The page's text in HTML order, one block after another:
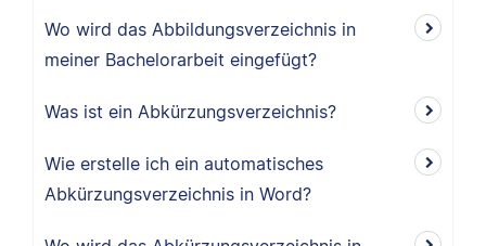
Wo wird das Abbildungsverzeichnis in
meiner Bachelorarbeit eingefügt?
Was ist ein Abkürzungsverzeichnis?
Wie erstelle ich ein automatisches
Abkürzungsverzeichnis in Word?